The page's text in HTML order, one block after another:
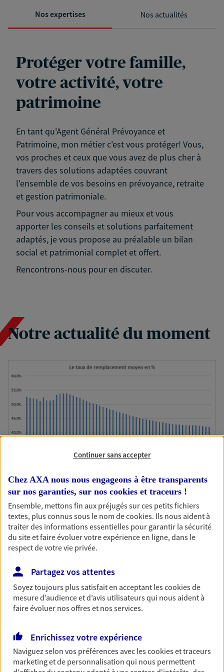
Nos expertises Nos actualités
Protéger votre famille,
votre activité, votre
patrimoine
En tant qu'Agent Général Prévoyance et
Patrimoine, mon métier c'est vous protéger! Vous,
vos proches et ceux que vous avez de plus cher à
travers des solutions adaptées couvrant
l'ensemble de vos besoins en prévoyance, retraite
et gestion patrimoniale.
Pour vous accompagner au mieux et vous
apporter les conseils et solutions parfaitement
adaptés, je vous propose au préalable un bilan
social et patrimonial complet et offert.
Rencontrons-nous pour en discuter.
Notre actualité du moment
Evolution de vos revenus à la retraite
Il n'est jamais trop tard pour éviter la catastrophe. N'hésitez pas à me
solliciter pour un bilan retraite complet et offert.
Nos expertises
Accompagner les
entreprises
Comme vous, nous sommes des indépendants. Nous
bâtissons ensemble des solutions cohérentes pour
Continuer sans accepter
Chez AXA nous nous engageons à être transparents
sur nos garanties, sur nos cookies et traceurs !
Ensemble, mettons fin aux préjugés sur ces petits fichiers
textes, plus connus sous le nom decookies. Ils nous aident à
traiter des informations essentielles pour garantir la sécurité
du site et faire évoluer votre expérience en ligne, dans le
respect de votre vie privée.
Partagez vos attentes
Soyez toujours plus satisfait en acceptant lescookiesde
mesure d’audience et d’avis utilisateurs qui nous aident à
faire évoluer nos offres et nos services.
Enrichissez votre expérience
Naviguez selon vos préférences avec lescookies et traceurs
marketing et de personnalisation qui nous permettent